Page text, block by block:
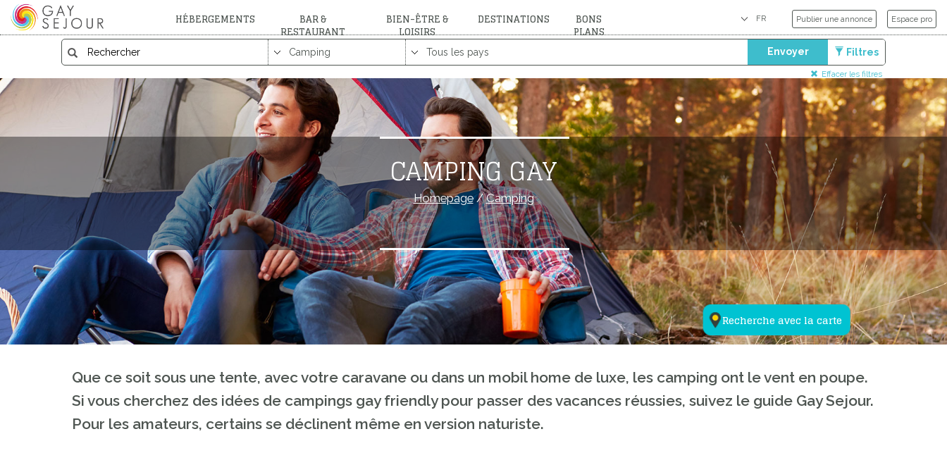
HÉBERGEMENTS BAR &
RESTAURANT
BIEN-ÊTRE &
LOISIRS
DESTINATIONS BONS
PLANS
Publier une annonce Espace pro
Envoyer Filtres
Effacer les filtres
Recherche avec la carte
CAMPING GAY
Homepage/Camping
Que ce soit sous une tente, avec votre caravane ou dans un mobil home de luxe, les camping ont le vent en poupe.
Si vous cherchez des idées de campings gay friendly pour passer des vacances réussies, suivez le guide Gay Sejour.
Pour les amateurs, certains se déclinent même en version naturiste.